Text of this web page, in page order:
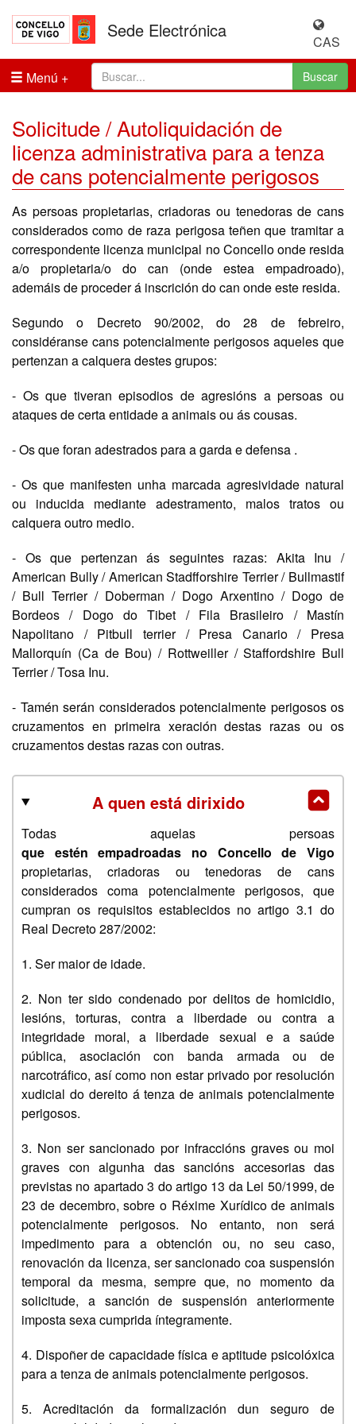
Sede Electrónica
CAS
Menú
Buscar
Solicitude / Autoliquidación de
licenza administrativa para a tenza
de cans potencialmente perigosos
As persoas propietarias, criadoras ou tenedoras de cans
considerados como de raza perigosa teñen que tramitar a
correspondente licenza municipal no Concello onde resida
a/o propietaria/o do can (onde estea empadroado),
ademáis de proceder á inscrición do can onde este resida.
Segundo o Decreto 90/2002, do 28 de febreiro,
considéranse cans potencialmente perigosos aqueles que
pertenzan a calquera destes grupos:
- Os que tiveran episodios de agresións a persoas ou
ataques de certa entidade a animais ou ás cousas.
- Os que foran adestrados para a garda e defensa .
- Os que manifesten unha marcada agresividade natural
ou inducida mediante adestramento, malos tratos ou
calquera outro medio.
- Os que pertenzan ás seguintes razas: Akita Inu /
American Bully / American Stadfforshire Terrier / Bullmastif
/ Bull Terrier / Doberman / Dogo Arxentino / Dogo de
Bordeos / Dogo do Tibet / Fila Brasileiro / Mastín
Napolitano / Pitbull terrier / Presa Canario / Presa
Mallorquín (Ca de Bou) / Rottweiller / Staffordshire Bull
Terrier / Tosa Inu.
- Tamén serán considerados potencialmente perigosos os
cruzamentos en primeira xeración destas razas ou os
cruzamentos destas razas con outras.
A quen está dirixido
Todas aquelas persoas
que estén empadroadas no Concello de Vigo
propietarias, criadoras ou tenedoras de cans
considerados coma potencialmente perigosos, que
cumpran os requisitos establecidos no artigo 3.1 do
Real Decreto 287/2002:
1. Ser maior de idade.
2. Non ter sido condenado por delitos de homicidio,
lesións, torturas, contra a liberdade ou contra a
integridade moral, a liberdade sexual e a saúde
pública, asociación con banda armada ou de
narcotráfico, así como non estar privado por resolución
xudicial do dereito á tenza de animais potencialmente
perigosos.
3. Non ser sancionado por infraccións graves ou moi
graves con algunha das sancións accesorias das
previstas no apartado 3 do artigo 13 da Lei 50/1999, de
23 de decembro, sobre o Réxime Xurídico de animais
potencialmente perigosos. No entanto, non será
impedimento para a obtención ou, no seu caso,
renovación da licenza, ser sancionado coa suspensión
temporal da mesma, sempre que, no momento da
solicitude, a sanción de suspensión anteriormente
imposta sexa cumprida íntegramente.
4. Dispoñer de capacidade física e aptitude psicolóxica
para a tenza de animais potencialmente perigosos.
5. Acreditación da formalización dun seguro de